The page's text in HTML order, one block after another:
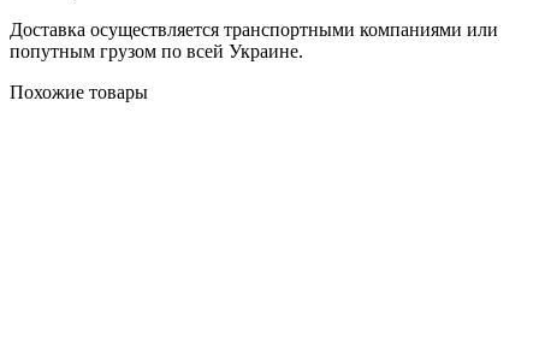
Доставка осуществляется транспортными компаниями или
попутным грузом по всей Украине.
Похожие товары